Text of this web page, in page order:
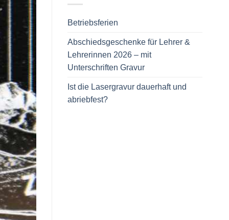
Betriebsferien
Abschiedsgeschenke für Lehrer &
Lehrerinnen 2026 – mit
Unterschriften Gravur
Ist die Lasergravur dauerhaft und
abriebfest?